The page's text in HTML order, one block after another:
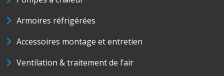
Armoires réfrigérées
Accessoires montage et entretien
Ventilation & traitement de l’air